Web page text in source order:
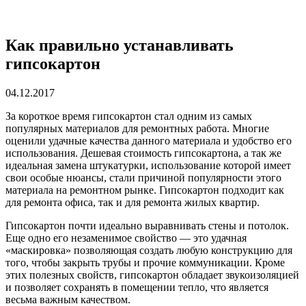
Как правильно устанавливать
гипсокартон
04.12.2017
За короткое время гипсокартон стал одним из самых
популярных материалов для ремонтных работа. Многие
оценили удачные качества данного материала и удобство его
использования. Дешевая стоимость гипсокартона, а так же
идеальная замена штукатурки, использование которой имеет
свои особые нюансы, стали причиной популярности этого
материала на ремонтном рынке. Гипсокартон подходит как
для ремонта офиса, так и для ремонта жилых квартир.
Гипсокартон почти идеально выравнивать стены и потолок.
Еще одно его незаменимое свойство — это удачная
«маскировка» позволяющая создать любую конструкцию для
того, чтобы закрыть трубы и прочие коммуникации. Кроме
этих полезных свойств, гипсокартон обладает звукоизоляцией
и позволяет сохранять в помещении тепло, что является
весьма важным качеством.